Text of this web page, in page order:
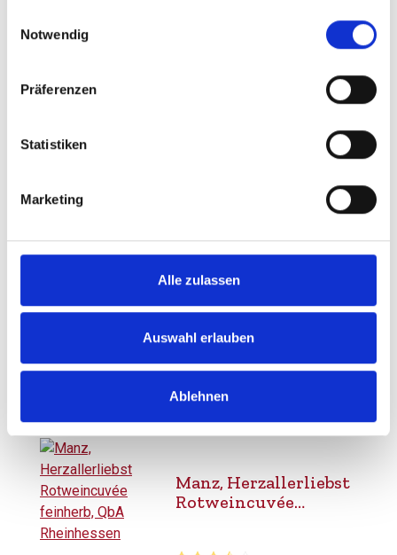
Notwendig
Präferenzen
Statistiken
Marketing
Alle zulassen
Auswahl erlauben
Ablehnen
Inhalt:0,75 Liter
Manz, Herzallerliebst
Rotweincuvée